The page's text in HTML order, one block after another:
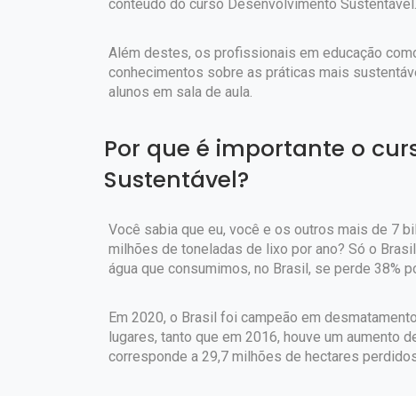
conteúdo do curso Desenvolvimento Sustentável.
Além destes, os profissionais em educação
conhecimentos sobre as práticas mais
alunos em sala de aula.
Por que é importante o
Sustentável?
Você sabia que eu, você e os outros mais de 7
milhões de toneladas de lixo por ano? Só o
água que consumimos, no Brasil, se perde 38%
Em 2020, o Brasil foi campeão em
lugares, tanto que em 2016, houve um aumento
corresponde a 29,7 milhões de hectares